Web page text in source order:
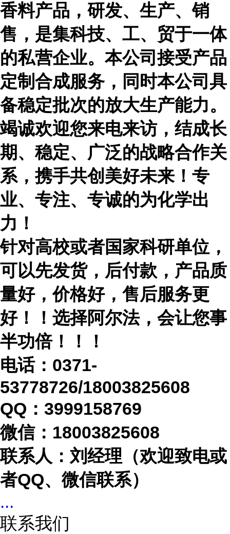
香料产品，研发、生产、销
售，是集科技、工、贸于一体
的私营企业。本公司接受产品
定制合成服务，同时本公司具
备稳定批次的放大生产能力。
竭诚欢迎您来电来访，结成长
期、稳定、广泛的战略合作关
系，携手共创美好未来！专
业、专注、专诚的为化学出
力！
针对高校或者国家科研单位，
可以先发货，后付款，产品质
量好，价格好，售后服务更
好！！选择阿尔法，会让您事
半功倍！！！
电话： 0371-
53778726/18003825608
QQ：3999158769
微信： 18003825608
联系人：刘经理（欢迎致电或
者QQ、微信联系）
...
联系我们